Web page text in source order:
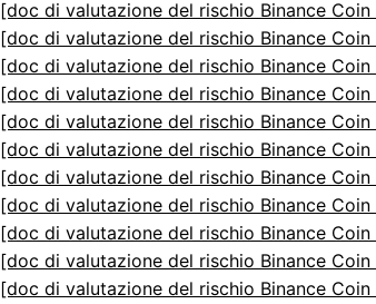
[doc di valutazione del rischio Binance Coin
[doc di valutazione del rischio Binance Coin
[doc di valutazione del rischio Binance Coin
[doc di valutazione del rischio Binance Coin
[doc di valutazione del rischio Binance Coin
[doc di valutazione del rischio Binance Coin
[doc di valutazione del rischio Binance Coin
[doc di valutazione del rischio Binance Coin
[doc di valutazione del rischio Binance Coin
[doc di valutazione del rischio Binance Coin
[doc di valutazione del rischio Binance Coin